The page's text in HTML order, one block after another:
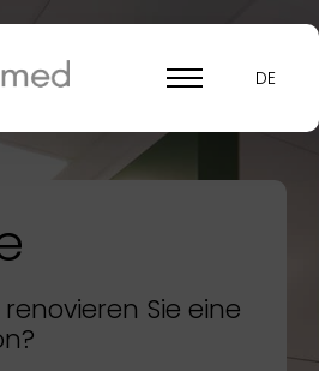
DE
Sie eine